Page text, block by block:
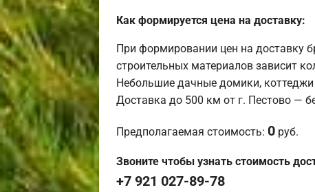
Как формируется цена на доставку:
При формировании цен на доставку
строительных материалов зависит
Небольшие дачные домики,
Доставка до 500 км от г. Пестово —
Предполагаемая стоимость: 0 руб.
Звоните чтобы узнать стоимость
+7 921 027-89-78